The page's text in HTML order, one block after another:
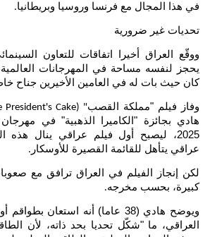
فرنسا وروسيا وبريطانيا.
اتفاقات للتعاون السينمائي مع فرنسا، وبدأ
في المهرجانات العالمية، من بينها مهرجان
في العامين الأخيرين جناح خاص
.
القصب" (The President's Cake)
للمخرج حسن
الذهبية" في مهرجان كان في أيار/مايو
أول فيلم عراقي ينال هذه الجائزة، وأول فيلم
القصيرة للأوسكار.
في العراق ترافق مع صعوبات لوجستية وتقنية
.
ويوضح هادي (38 عاما) أنه استعان بطواقم أوروبية لدعم طاقمه
تحديا بحد ذاته، لأن الطاقم المحلي لم يكن